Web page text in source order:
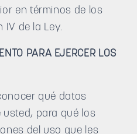
en términos de los
de la Ley.
PARA EJERCER LOS
qué datos
para qué los
del uso que les